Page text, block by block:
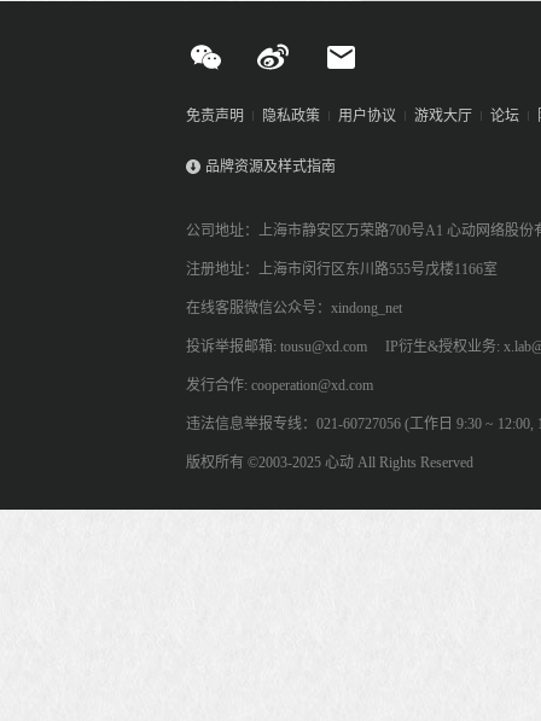
免责声明 隐私政策 用户协议 游戏大厅 论坛
品牌资源及样式指南
公司地址：上海市静安区万荣路700号A1 心动网络股份
注册地址：上海市闵行区东川路555号戊楼1166室
在线客服微信公众号：xindong_net
投诉举报邮箱: tousu@xd.com IP衍生&授权业务:
发行合作: cooperation@xd.com
违法信息举报专线：021-60727056 (工作日 9:30 ~ 12:00,
版权所有 ©2003-2025 心动 All Rights Reserved